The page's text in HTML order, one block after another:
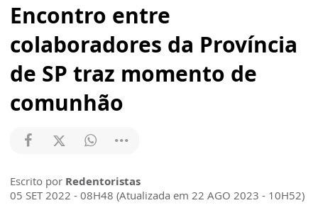
Encontro entre
colaboradores da Província
de SP traz momento de
comunhão
Escrito por Redentoristas
05 SET 2022 - 08H48 (Atualizada em 22 AGO 2023 - 10H52)